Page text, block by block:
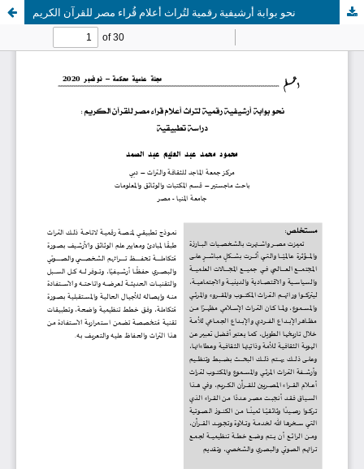
نحو بوابة أرشيفية رقمية لتُراث أعلام قُراء مصر للقرآن الكريم